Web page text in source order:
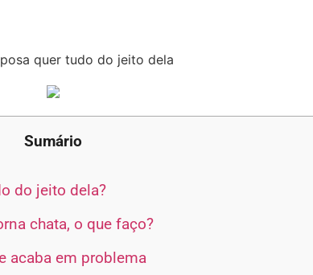
Sumário
do jeito dela?
chata, o que faço?
acaba em problema